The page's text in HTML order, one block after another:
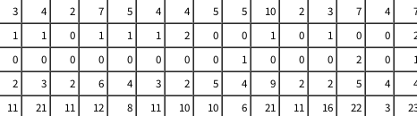
3 4 2 7 5 4 4 5 5 10 2 3 7 4
1 1 0 1 1 1 2 0 0 1 0 1 0 0
0 0 0 0 0 0 0 0 1 0 0 0 2 0
2 3 2 6 4 3 2 5 4 9 2 2 5 4
11 21 11 12 8 11 10 10 6 21 11 16 22 3